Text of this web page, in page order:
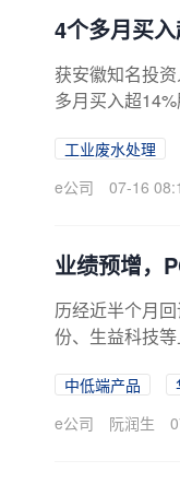
4个多月买
获安徽知名投
多月买入超
工业废水处理
e公司
07-16
业绩预增，
历经近半个月
份、生益科技
中低端产品
e公司
阮润生